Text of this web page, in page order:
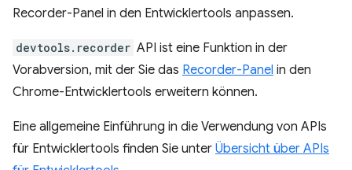
Recorder-Panel in den Entwicklertools anpassen.
devtools.recorder API ist eine Funktion in der
Vorabversion, mit der Sie das Recorder-Panel in den
Chrome-Entwicklertools erweitern können.
Eine allgemeine Einführung in die Verwendung von APIs
für Entwicklertools finden Sie unter Übersicht über APIs